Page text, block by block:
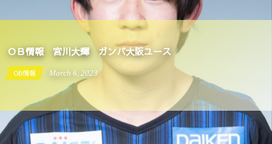
ＯＢ情報 宮川大輝 ガンバ大阪ユース
OB情報 March 6 2023